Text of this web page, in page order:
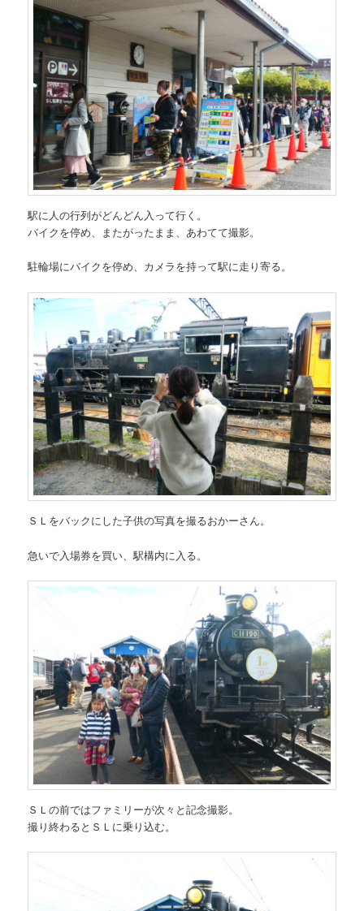
駅に人の行列がどんどん入って行く。
バイクを停め、またがったまま、あわてて撮影。
駐輪場にバイクを停め、カメラを持って駅に走り寄る。
ＳＬをバックにした子供の写真を撮るおかーさん。
急いで入場券を買い、駅構内に入る。
ＳＬの前ではファミリーが次々と記念撮影。
撮り終わるとＳＬに乗り込む。